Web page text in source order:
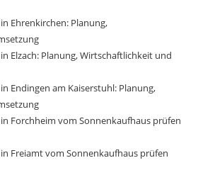
Ehrenkirchen: Planung,
Elzach: Planung, Wirtschaftlichkeit und
Endingen am Kaiserstuhl: Planung,
Forchheim vom Sonnenkaufhaus prüfen
Freiamt vom Sonnenkaufhaus prüfen